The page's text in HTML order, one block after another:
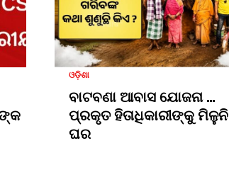
ଓଡ଼ିଶା
ବାଟବଣା ଆବାସ ଯୋଜନା …
ପ୍ରକୃତ ହିତାଧିକାରୀଙ୍କୁ ମିଳୁନି
ଘର